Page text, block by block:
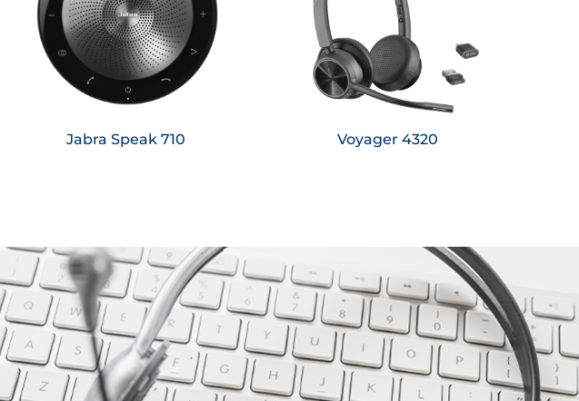
Saiba mais
Jabra Speak 710
Saiba mais
Voyager 4320